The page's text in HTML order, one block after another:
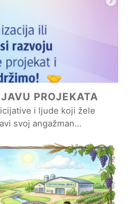
PROJEKATA
i ljude koji žele
svoj angažman…